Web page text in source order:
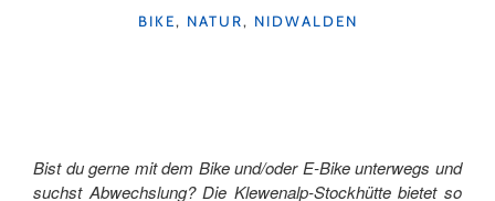
KATEGORIEN
BIKE, NATUR, NIDWALDEN
Bist du gerne mit dem Bike und/oder E-Bike unterwegs und
suchst Abwechslung? Die Klewenalp-Stockhütte bietet so